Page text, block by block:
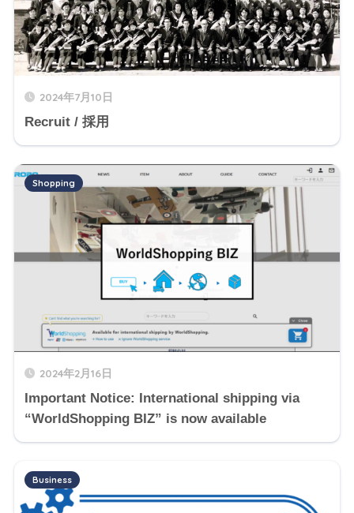
2024年7月10日
Recruit / 採用
2024年2月16日
Important Notice: International shipping via
“WorldShopping BIZ” is now available
Shopping
Business